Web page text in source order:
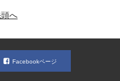
へ
Facebookページ